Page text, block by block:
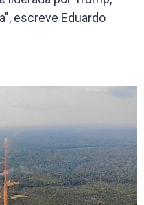
escreve Eduardo